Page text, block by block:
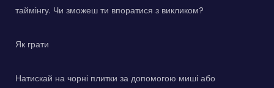
таймінгу. Чи зможеш ти впоратися з викликом?
Як грати
Натискай на чорні плитки за допомогою миші або